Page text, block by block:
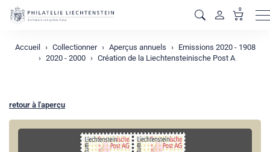
0
Accueil Collectionner Aperçus annuels
Emissions 2020 - 1908
2020 - 2000
Création de la Liechtensteinische Post A
retour à l'aperçu